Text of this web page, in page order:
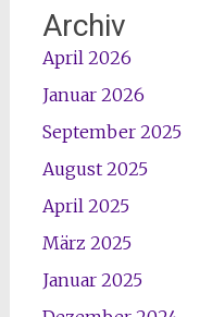
Archiv
April 2026
Januar 2026
September 2025
August 2025
April 2025
März 2025
Januar 2025